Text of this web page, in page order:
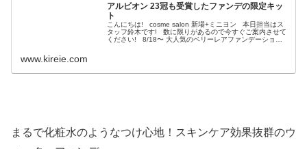
アルビオン 23冠も受賞したファンデの限定キッ
ト
こんにちは! cosme salon 新場+ミニヨン 本日担当はス
タッフ鈴木です! 数に限りがあるので今すぐご案内させて
ください! 8/18〜 大人気のベリーレアファンデーション
www.kireie.com
まるで化粧水のようなつけ心地！スキンケア効果抜群のウ